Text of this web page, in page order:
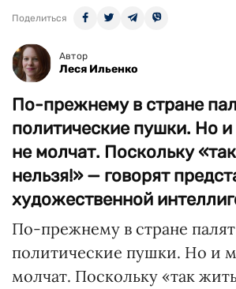
Поделиться
Автор
Леся Ильенко
По-прежнему в стране
политические пушки. Но
не молчат. Поскольку
нельзя!» — говорят
художественной
По-прежнему в стране палят
политические пушки. Но и
молчат. Поскольку «так